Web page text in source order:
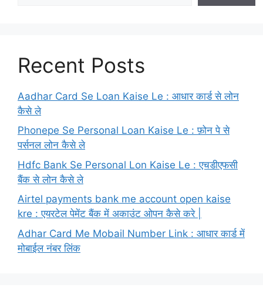
Recent Posts
Aadhar Card Se Loan Kaise Le : आधार कार्ड से लोन
कैसे ले
Phonepe Se Personal Loan Kaise Le : फ़ोन पे से
पर्सनल लोन कैसे ले
Hdfc Bank Se Personal Lon Kaise Le : एचडीएफसी
बैंक से लोन कैसे ले
Airtel payments bank me account open kaise
kre : एयरटेल पेमेंट बैंक में अकाउंट ओपन कैसे करे |
Adhar Card Me Mobail Number Link : आधार कार्ड में
मोबाईल नंबर लिंक